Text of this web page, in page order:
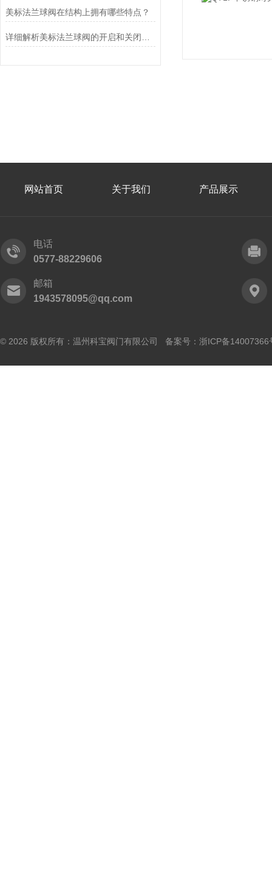
美标法兰球阀在结构上拥有哪些特点？
网站首页 关于我们 产品展示
电话
0577-88229606
邮箱
1943578095@qq.com
© 2026 版权所有：温州科宝阀门有限公司 备案号： 浙ICP备14007366